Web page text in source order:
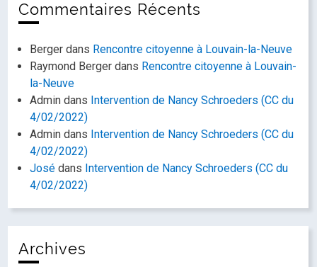
Commentaires Récents
Berger dans Rencontre citoyenne à Louvain-la-Neuve
Raymond Berger dans Rencontre citoyenne à Louvain-
la-Neuve
Admin dans Intervention de Nancy Schroeders (CC du
4/02/2022)
Admin dans Intervention de Nancy Schroeders (CC du
4/02/2022)
José dans Intervention de Nancy Schroeders (CC du
4/02/2022)
Archives